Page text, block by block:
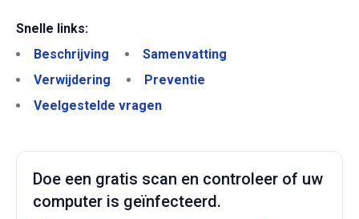
Snelle links:
Beschrijving
Samenvatting
Verwijdering
Preventie
Veelgestelde vragen
Doe een gratis scan en controleer of uw
computer is geïnfecteerd.